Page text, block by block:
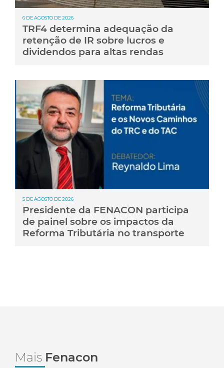
6 DE AGOSTO DE 2026
TRF4 determina adequação da
retenção de IR sobre lucros e
dividendos para altas rendas
5 DE AGOSTO DE 2026
Presidente da FENACON participa
de painel sobre os impactos da
Reforma Tributária no transporte
Mais Fenacon